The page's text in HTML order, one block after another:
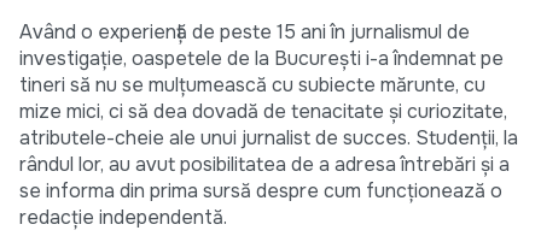
Având o experiență de peste 15 ani în jurnalismul de
investigație, oaspetele de la București i-a îndemnat pe
tineri să nu se mulțumească cu subiecte mărunte, cu
mize mici, ci să dea dovadă de tenacitate și curiozitate,
atributele-cheie ale unui jurnalist de succes. Studenții, la
rândul lor, au avut posibilitatea de a adresa întrebări și a
se informa din prima sursă despre cum funcționează o
redacție independentă.